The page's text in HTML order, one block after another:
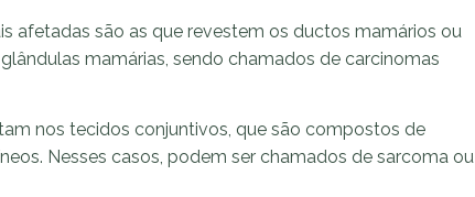
afetadas são as que revestem os ductos mamários ou
mamárias, sendo chamados de carcinomas
nos tecidos conjuntivos, que são compostos de
Nesses casos, podem ser chamados de sarcoma ou